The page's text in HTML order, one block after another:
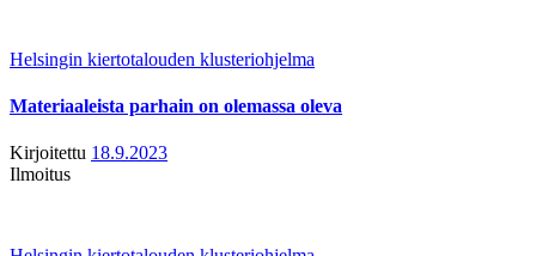
Helsingin kiertotalouden klusteriohjelma
Materiaaleista parhain on olemassa oleva
Kirjoitettu 18.9.2023
Ilmoitus